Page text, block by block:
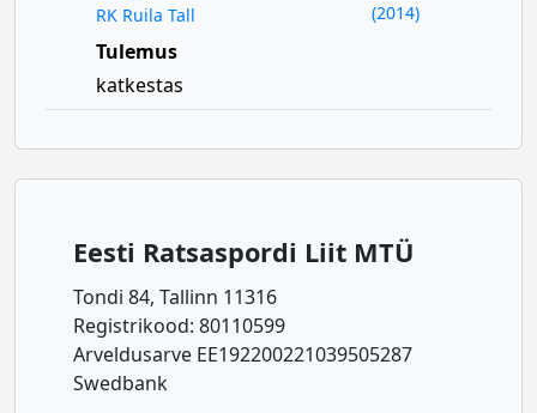
RK Ruila Tall
(2014)
Tulemus
katkestas
Eesti Ratsaspordi Liit MTÜ
Tondi 84, Tallinn 11316
Registrikood: 80110599
Arveldusarve EE192200221039505287
Swedbank